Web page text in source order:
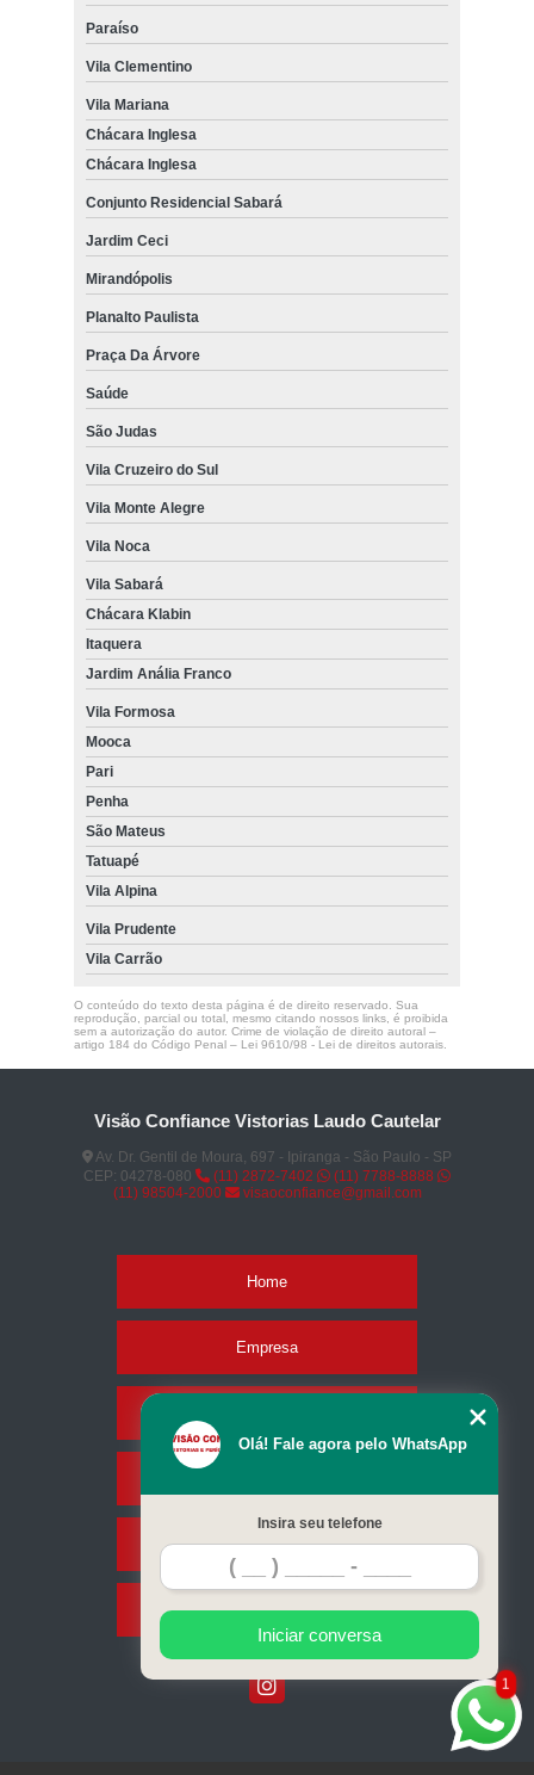
Paraíso
Vila Clementino
Vila Mariana
Chácara Inglesa
Chácara Inglesa
Conjunto Residencial Sabará
Jardim Ceci
Mirandópolis
Planalto Paulista
Praça Da Árvore
Saúde
São Judas
Vila Cruzeiro do Sul
Vila Monte Alegre
Vila Noca
Vila Sabará
Chácara Klabin
Itaquera
Jardim Anália Franco
Vila Formosa
Mooca
Pari
Penha
São Mateus
Tatuapé
Vila Alpina
Vila Prudente
Vila Carrão
O conteúdo do texto desta página é de direito reservado. Sua
reprodução, parcial ou total, mesmo citando nossos links, é proibida
sem a autorização do autor. Crime de violação de direito autoral –
artigo 184 do Código Penal – Lei 9610/98 - Lei de direitos autorais.
Visão Confiance Vistorias Laudo Cautelar
Av. Dr. Gentil de Moura, 697 - Ipiranga - São Paulo - SP
CEP: 04278-080
(11) 2872-7402
(11) 7788-8888
(11) 98504-2000
visaoconfiance@gmail.com
Home
Empresa
Contato
Mapa do site
1
Olá! Fale agora pelo WhatsApp
Insira seu telefone
Iniciar conversa